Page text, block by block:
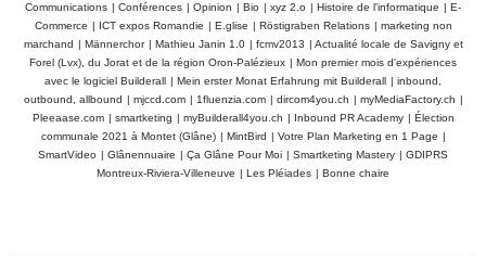
Communications | Conférences | Opinion | Bio | xyz 2.o | Histoire de l'informatique | E-
Commerce | ICT expos Romandie | E.glise | Röstigraben Relations | marketing non
marchand | Männerchor | Mathieu Janin 1.0 | fcmv2013 | Actualité locale de Savigny et
Forel (Lvx), du Jorat et de la région Oron-Palézieux | Mon premier mois d'expériences
avec le logiciel Builderall | Mein erster Monat Erfahrung mit Builderall | inbound,
outbound, allbound | mjccd.com | 1fluenzia.com | dircom4you.ch | myMediaFactory.ch |
Pleeaase.com | smartketing | myBuilderall4you.ch | Inbound PR Academy | Élection
communale 2021 à Montet (Glâne) | MintBird | Votre Plan Marketing en 1 Page |
SmartVideo | Glânennuaire | Ça Glâne Pour Moi | Smartketing Mastery | GDIPRS
Montreux-Riviera-Villeneuve | Les Pléiades | Bonne chaire